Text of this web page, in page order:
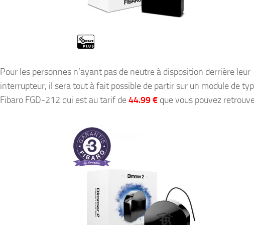
Pour les personnes n’ayant pas de neutre à disposition derrière leur
interrupteur, il sera tout à fait possible de partir sur un module de
Fibaro FGD-212 qui est au tarif de44.99 € que vous pouvez